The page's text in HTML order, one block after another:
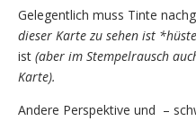
Gelegentlich muss Tinte
dieser Karte zu sehen ist
ist (aber im Stempelrausch
Karte).
Andere Perspektive und –